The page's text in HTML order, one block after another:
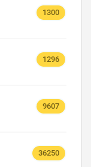
1300
1296
9607
36250